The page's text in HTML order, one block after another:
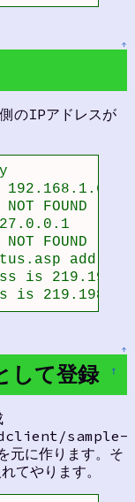
↑
側のIPアドレスが
FOUND
FOUND
is
is
↑
して登録 †
sample-
作ります。そ
てやります。